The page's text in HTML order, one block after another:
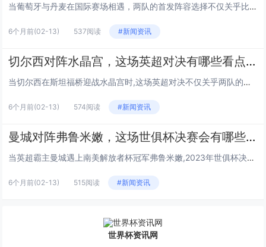
当葡萄牙与丹麦在国际赛场相遇，两队的首发阵容选择不仅关乎比赛结果，更能从排兵布阵中窥见教练的战术意图、核心球员的状态走向...
6个月前(02-13) 537阅读 #新闻资讯
切尔西对阵水晶宫，这场英超对决有哪些看点和悬念？
当切尔西在斯坦福桥迎战水晶宫时,这场英超对决不仅关乎两队的联赛排名，更藏着不少值得关注的看点和悬念，接下来我们从多个角度...
6个月前(02-13) 574阅读 #新闻资讯
曼城对阵弗鲁米嫩，这场世俱杯决赛会有哪些看点？
当英超霸主曼城遇上南美解放者杯冠军弗鲁米嫩,2023年世俱杯决赛的火花一触即发，作为欧冠新王的曼城首次踏上世俱杯赛场，而...
6个月前(02-13) 515阅读 #新闻资讯
世界杯资讯网